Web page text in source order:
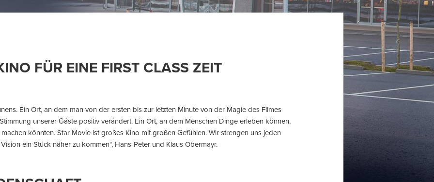
FÜR EINE FIRST CLASS ZEIT
Ein Ort, an dem man von der ersten bis zur letzten Minute von der Magie des Filmes
unserer Gäste positiv verändert. Ein Ort, an dem Menschen Dinge erleben können,
könnten. Star Movie ist großes Kino mit großen Gefühlen. Wir strengen uns jeden
ein Stück näher zu kommen", Hans-Peter und Klaus Obermayr.